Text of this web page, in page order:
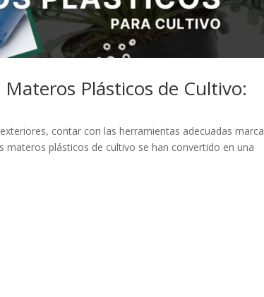
Plásticos de Cultivo:
contar con las herramientas adecuadas marca
plásticos de cultivo se han convertido en una